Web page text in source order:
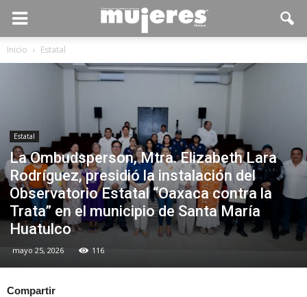
Inicio Estatal
Estatal
La Ombudsperson, Mtra. Elizabeth Lara
Rodríguez, presidió la instalación del
Observatorio Estatal “Oaxaca contra la
Trata” en el municipio de Santa María
Huatulco
mayo 25, 2026 116
Compartir